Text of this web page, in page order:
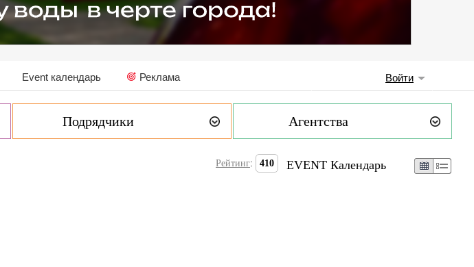
Event календарь Реклама Войти
Подрядчики Агентства
Рейтинг: 410 EVENT Календарь